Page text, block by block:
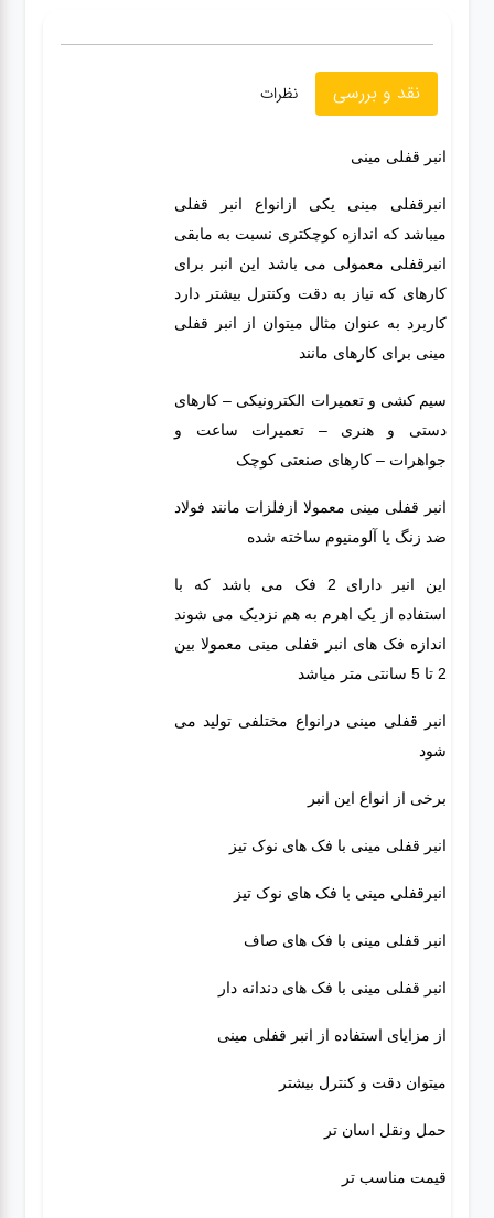
نقد و بررسی نظرات
انبر قفلی مینی
انبرقفلی مینی یکی ازانواع انبر قفلی
میباشد که اندازه کوچکتری نسبت به مابقی
انبرقفلی معمولی می باشد این انبر برای
کارهای که نیاز به دقت وکنترل بیشتر دارد
کاربرد به عنوان مثال میتوان از انبر قفلی
مینی برای کارهای مانند
سیم کشی و تعمیرات الکترونیکی – کارهای
دستی و هنری – تعمیرات ساعت و
جواهرات – کارهای صنعتی کوچک
انبر قفلی مینی معمولا ازفلزات مانند فولاد
ضد زنگ یا آلومنیوم ساخته شده
این انبر دارای 2 فک می باشد که با
استفاده از یک اهرم به هم نزدیک می شوند
اندازه فک های انبر قفلی مینی معمولا بین
2 تا 5 سانتی متر میاشد
انبر قفلی مینی درانواع مختلفی تولید می
شود
برخی از انواع این انبر
انبر قفلی مینی با فک های نوک تیز
انبرقفلی مینی با فک های نوک تیز
انبر قفلی مینی با فک های صاف
انبر قفلی مینی با فک های دندانه دار
از مزایای استفاده از انبر قفلی مینی
میتوان دقت و کنترل بیشتر
حمل ونقل اسان تر
قیمت مناسب تر